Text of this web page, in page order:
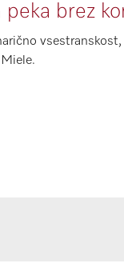
brez
Miele.